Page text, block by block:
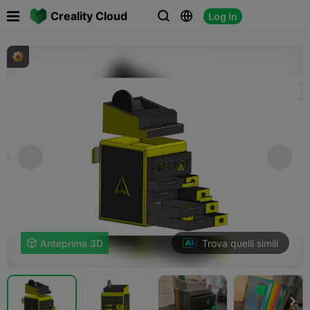
Creality Cloud   Log In
 Anteprima 3D Trova quelli simili
